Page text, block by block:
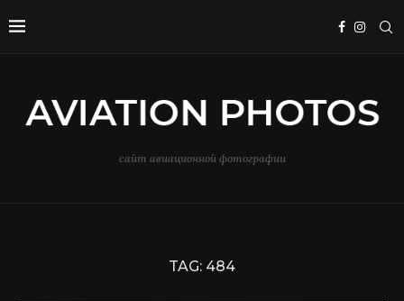
сайт авиационной фотографии
TAG: 484